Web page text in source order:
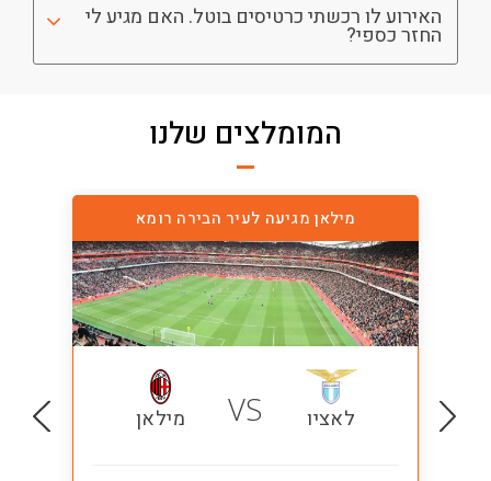
האירוע לו רכשתי כרטיסים בוטל. האם מגיע לי
החזר כספי?
המומלצים שלנו
מילאן מגיעה לעיר הבירה רומא
לאציו VS מילאן